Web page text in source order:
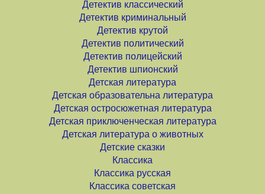
Детектив классический
Детектив криминальный
Детектив крутой
Детектив политический
Детектив полицейский
Детектив шпионский
Детская литература
Детская образовательна литература
Детская остросюжетная литература
Детская приключенческая литература
Детская литература о животных
Детские сказки
Классика
Классика русская
Классика советская